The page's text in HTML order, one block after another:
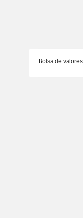
Bolsa de valores